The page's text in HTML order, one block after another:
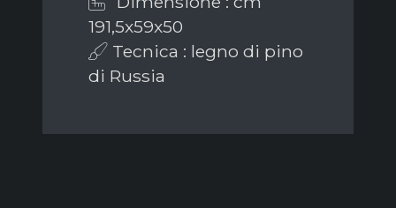
191,5x59x50
Tecnica : legno di pino
di Russia